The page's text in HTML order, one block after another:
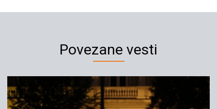
Povezane vesti